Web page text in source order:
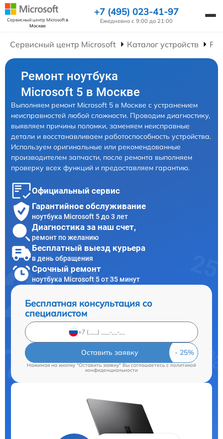
Сервисный центр Microsoftв
Москве
+7 (495) 023-41-97
Ежедневно с 9:00 до 21:00
Сервисный центр Microsoft Каталог устройств
Ремонт ноутбука
Microsoft 5 в Москве
Выполняем ремонт Microsoft 5 в Москве с устранением
неисправностей любой сложности. Проводим диагностику,
выявляем причины поломки, заменяем неисправные
детали и восстанавливаем работоспособность устройства.
Используем оригинальные или рекомендованные
производителем запчасти, после ремонта выполняем
проверку всех функций и предоставляем гарантию.
Официальный сервис
Гарантийное обслуживание
ноутбука Microsoft 5 до 3 лет
Диагностика за наш счет,
ремонт по желанию
Бесплатный выезд курьера
в день обращения
Срочный ремонт
ноутбука Microsoft 5 от 35 минут
Бесплатная консультация со
специалистом
Оставить заявку
Нажимая на кнопку "Оставить заявку" Вы соглашаетесь cполитикой
конфиденциальности